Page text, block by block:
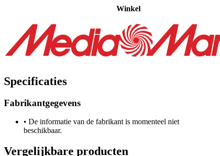
Winkel
Specificaties
Fabrikantgegevens
• De informatie van de fabrikant is momenteel niet
beschikbaar.
Vergelijkbare producten